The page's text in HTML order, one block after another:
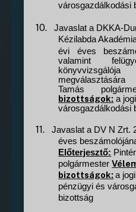
városgazdálkodási
10.
Javaslat a DKKA-
Kézilabda
évi éves
valamint
megválasztására
Tamás
bizottságok: a
városgazdálkodási
11.
Javaslat a DV N Zrt.
éves
Előterjesztő:
polgármester
bizottságok: a
pénzügyi és
bizottság